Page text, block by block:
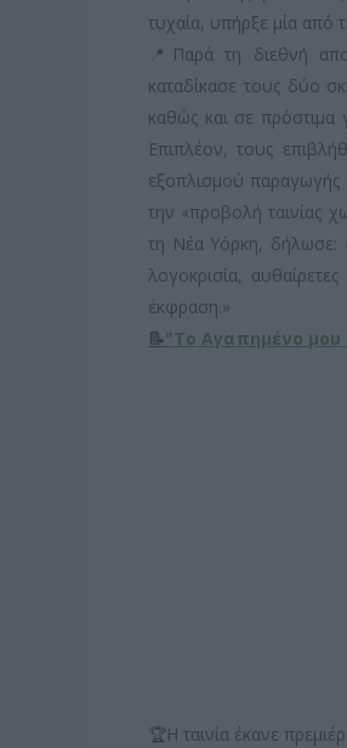
τυχαία, υπήρξε μία από
📍Παρά τη διεθνή
καταδίκασε τους δύο
καθώς και σε πρόστιμα
Επιπλέον, τους
εξοπλισμού παραγωγής
την «προβολή ταινίας
τη Νέα Υόρκη, δήλωσε:
λογοκρισία,
έκφραση.»
📝"Το Αγαπημένο μου
🏆Η ταινία έκανε